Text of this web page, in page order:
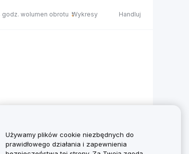
godz. wolumen obrotu Wykresy Handluj
Używamy plików cookie niezbędnych do
prawidłowego działania i zapewnienia